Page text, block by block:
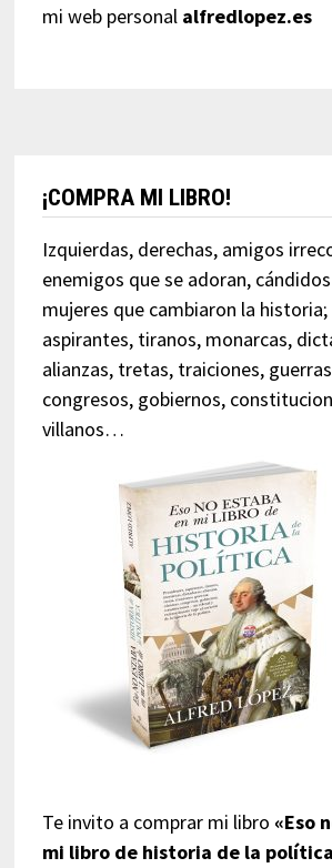
mi web personal alfredlopez.es
¡COMPRA MI LIBRO!
Izquierdas, derechas, amigos
enemigos que se adoran,
mujeres que cambiaron la
aspirantes, tiranos, monarcas,
alianzas, tretas, traiciones,
congresos, gobiernos,
villanos…
Te invito a comprar mi libro «Eso
mi libro de historia de la